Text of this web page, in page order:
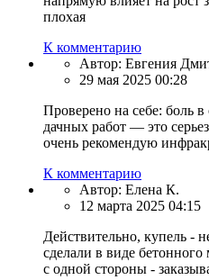
плохая
К комментарию
Автор: Евгения
29 мая 2025 00:28
Проверено на себе: боль в
дачных работ — это
очень рекомендую
К комментарию
Автор: Елена К.
12 марта 2025 04:15
Действительно, купель -
сделали в виде
с одной стороны -